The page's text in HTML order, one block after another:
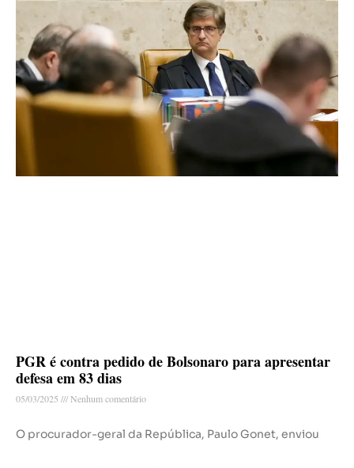
PGR é contra pedido de Bolsonaro para apresentar
defesa em 83 dias
05/03/2025 Nenhum comentário
O procurador-geral da República, Paulo Gonet, enviou